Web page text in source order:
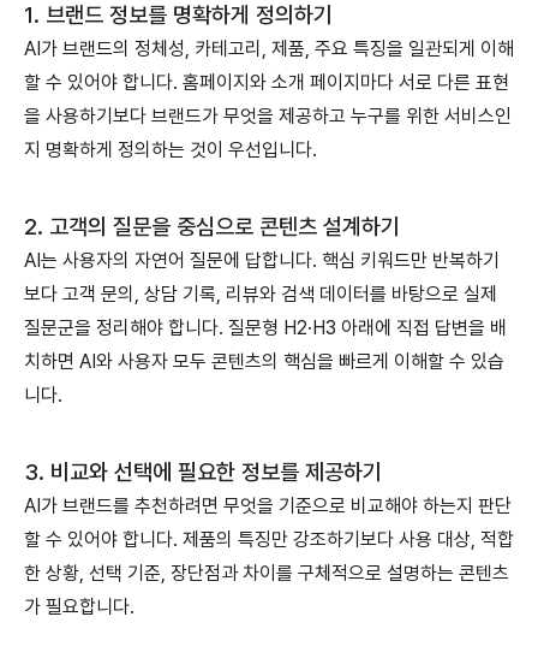
1. 브랜드 정보를 명확하게 정의하기
AI가 브랜드의 정체성, 카테고리, 제품, 주요 특징을 일관되게 이해
할 수 있어야 합니다. 홈페이지와 소개 페이지마다 서로 다른 표현
을 사용하기보다 브랜드가 무엇을 제공하고 누구를 위한 서비스인
지 명확하게 정의하는 것이 우선입니다.
2. 고객의 질문을 중심으로 콘텐츠 설계하기
AI는 사용자의 자연어 질문에 답합니다. 핵심 키워드만 반복하기
보다 고객 문의, 상담 기록, 리뷰와 검색 데이터를 바탕으로 실제
질문군을 정리해야 합니다. 질문형 H2·H3 아래에 직접 답변을 배
치하면 AI와 사용자 모두 콘텐츠의 핵심을 빠르게 이해할 수 있습
니다.
3. 비교와 선택에 필요한 정보를 제공하기
AI가 브랜드를 추천하려면 무엇을 기준으로 비교해야 하는지 판단
할 수 있어야 합니다. 제품의 특징만 강조하기보다 사용 대상, 적합
한 상황, 선택 기준, 장단점과 차이를 구체적으로 설명하는 콘텐츠
가 필요합니다.